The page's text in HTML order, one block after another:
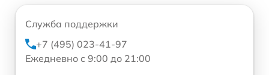
Служба поддержки
+7 (495) 023-41-97
Ежедневно с 9:00 до 21:00